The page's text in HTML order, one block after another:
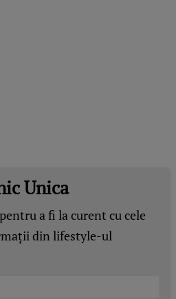
Unica
pentru a fi la curent cu cele
din lifestyle-ul